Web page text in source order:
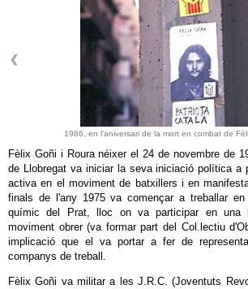
1986, en l'aniversari de la mort en combat de
Fèlix Goñi i Roura néixer el 24 de novembre de
de Llobregat va iniciar la seva iniciació política a
activa en el moviment de batxillers i en
finals de l'any 1975 va començar a treballar
químic del Prat, lloc on va participar en una
moviment obrer (va formar part del Col.lectiu
implicació que el va portar a fer de
companys de treball.
Fèlix Goñi va militar a les J.R.C. (Joventuts